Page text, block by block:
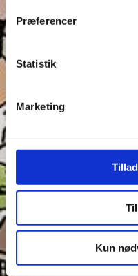
brug af cookies og
forbindelse hermed i
Præferencer
Statistik
Marketing
Kun
opmærksomhed i
Dagens vittigheder
Figurer
IRL Joakim